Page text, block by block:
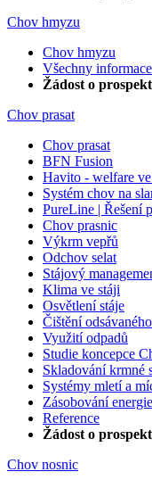
Chov hmyzu
Chov hmyzu
Všechny
Žádost o prospekt
Chov prasat
Chov prasat
BFN Fusion
Havito - welfare
Systém chov na
PureLine | Řešení
Chov prasnic
Výkrm vepřů
Odchov selat
Stájový
Klima ve stáji
Osvětlení stáje
Čištění
Využití odpadů
Studie koncepce
Skladování krmné
Systémy mletí a
Zásobování
Reference
Žádost o prospekt
Chov nosnic